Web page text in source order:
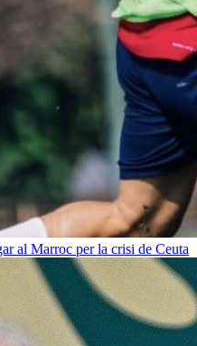
al Marroc per la crisi de Ceuta